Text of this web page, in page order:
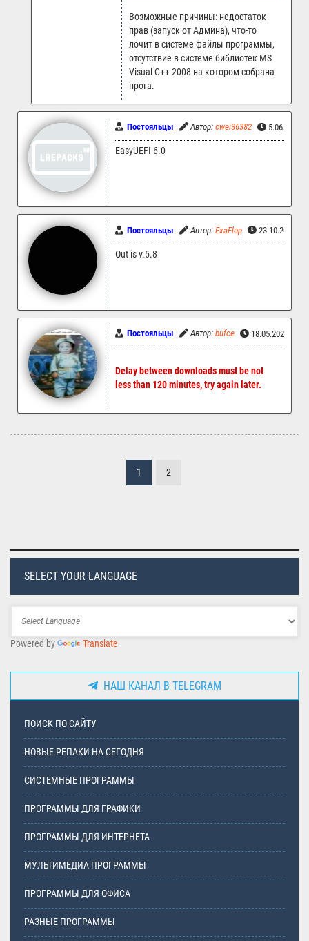
Возможные причины: недостаток
прав (запуск от Админа), что-то
лочит в системе файлы программы,
отсутствие в системе библиотек MS
Visual C++ 2008 на котором собрана
прога.
Постояльцы Автор: cwei36382 5.06.2025
EasyUEFI 6.0
Постояльцы Автор: ExaFlop 23.10.2024
Out is v.5.8
Постояльцы Автор: bufce 18.05.2024
Delay between downloads must be not
less than 120 minutes, try again later.
1 2
SELECT YOUR LANGUAGE
Powered by Translate
НАШ КАНАЛ В TELEGRAM
ПОИСК ПО САЙТУ
НОВЫЕ РЕПАКИ НА СЕГОДНЯ
СИСТЕМНЫЕ ПРОГРАММЫ
ПРОГРАММЫ ДЛЯ ГРАФИКИ
ПРОГРАММЫ ДЛЯ ИНТЕРНЕТА
МУЛЬТИМЕДИА ПРОГРАММЫ
ПРОГРАММЫ ДЛЯ ОФИСА
РАЗНЫЕ ПРОГРАММЫ